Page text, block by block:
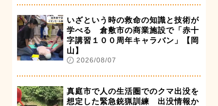
いざという時の救命の知識と技術が
学べる 倉敷市の商業施設で「赤十
字講習１００周年キャラバン」【岡
山】
2026/08/07
真庭市で人の生活圏でのクマ出没を
想定した緊急銃猟訓練 出没情報か